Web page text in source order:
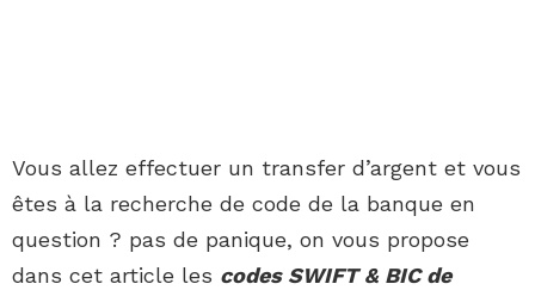
Vous allez effectuer un transfer d’argent et vous
êtes à la recherche de code de la banque en
question ? pas de panique, on vous propose
dans cet article les codes SWIFT & BIC de